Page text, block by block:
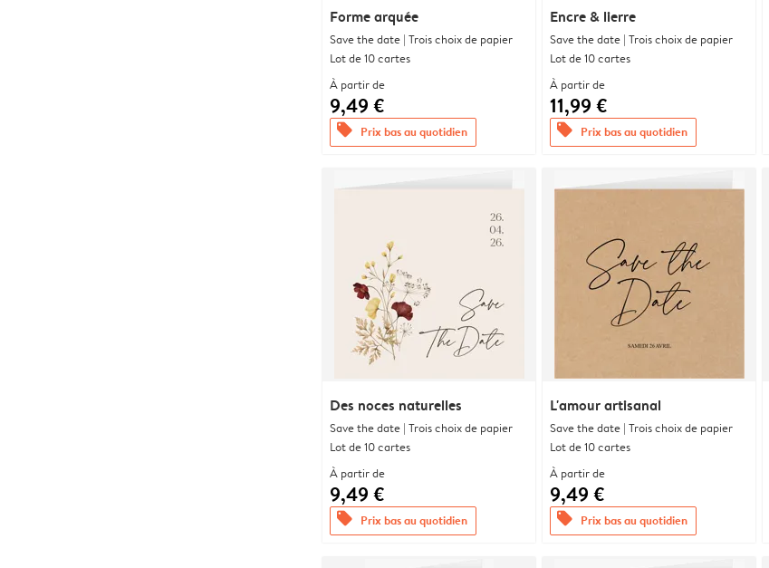
Forme arquée
Save the date | Trois choix de papier
Lot de 10 cartes
À partir de
9,49 €
offers Prix bas au quotidien
Encre & lierre
Save the date | Trois choix de papier
Lot de 10 cartes
À partir de
11,99 €
offers Prix bas au quotidien
Des noces naturelles
Save the date | Trois choix de papier
Lot de 10 cartes
À partir de
9,49 €
offers Prix bas au quotidien
L'amour artisanal
Save the date | Trois choix de papier
Lot de 10 cartes
À partir de
9,49 €
offers Prix bas au quotidien